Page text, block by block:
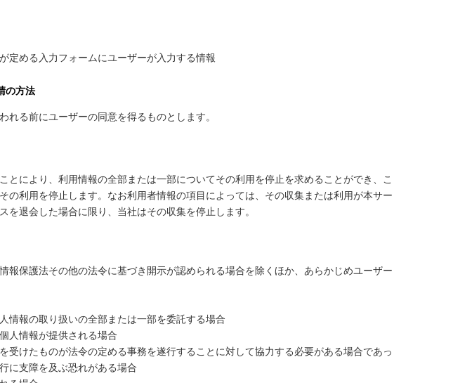
定める入力フォームにユーザーが入力する情報
の方法
る前にユーザーの同意を得るものとします。
により、利用情報の全部または一部についてその利用を停止を求めることができ、こ
の利用を停止します。なお利用者情報の項目によっては、その収集または利用が本サー
退会した場合に限り、当社はその収集を停止します。
報保護法その他の法令に基づき開示が認められる場合を除くほか、あらかじめユーザー
情報の取り扱いの全部または一部を委託する場合
人情報が提供される場合
受けたものが法令の定める事務を遂行することに対して協力する必要がある場合であっ
に支障を及ぶ恐れがある場合